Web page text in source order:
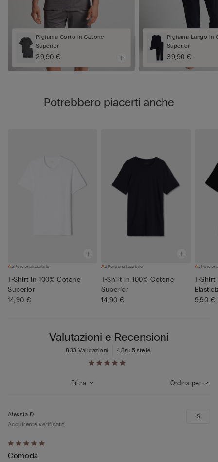
Pigiama Corto in Cotone
Superior
29,90 €
Pigiama Lungo in
Superior
39,90 €
Potrebbero piacerti anche
Personalizzabile
T-Shirt in 100% Cotone
Superior
14,90 €
Personalizzabile
T-Shirt in 100% Cotone
Superior
14,90 €
T-
9,90 €
Valutazioni e Recensioni
4,8su 5 stelle
833 Valutazioni
Ordina per
Filtra
Valutato
5
Alessia D
Acquirente verificato
Comoda
S